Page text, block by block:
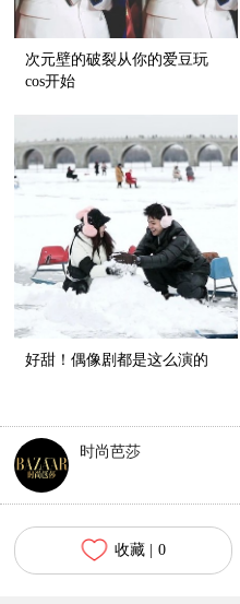
次元壁的破裂从你的爱豆玩
cos开始
好甜！偶像剧都是这么演的
时尚芭莎
收藏 | 0